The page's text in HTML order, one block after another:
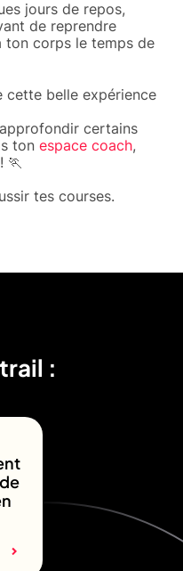
jours de repos,
de reprendre
ton corps le temps de
belle expérience
certains
ton espace coach,
🏃
tes courses.
: